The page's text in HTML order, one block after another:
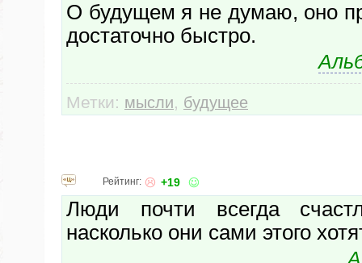
О будущем я не думаю, оно
достаточно быстро.
Метки: мысли, будущее
Рейтинг: +19
Люди почти всегда
насколько они сами этого